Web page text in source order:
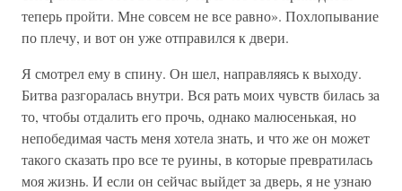
теперь пройти. Мне совсем не все равно». Похлопывание
по плечу, и вот он уже отправился к двери.
Я смотрел ему в спину. Он шел, направляясь к выходу.
Битва разгоралась внутри. Вся рать моих чувств билась за
то, чтобы отдалить его прочь, однако малюсенькая, но
непобедимая часть меня хотела знать, и что же он может
такого сказать про все те руины, в которые превратилась
моя жизнь. И если он сейчас выйдет за дверь, я не узнаю